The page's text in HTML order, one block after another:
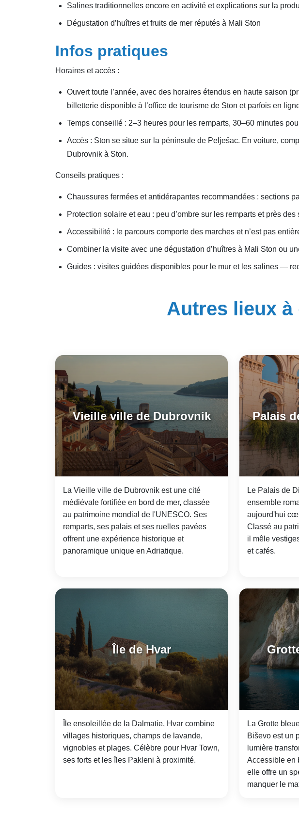
Salines traditionnelles encore en activité et explications sur la
Dégustation d’huîtres et fruits de mer réputés à Mali Ston
Infos pratiques
Horaires et accès :
Ouvert toute l’année, avec des horaires étendus en haute saison
billetterie disponible à l’office de tourisme de Ston et parfois en
Temps conseillé : 2–3 heures pour les remparts, 30–60 minutes
Accès : Ston se situe sur la péninsule de Pelješac. En voiture,
Dubrovnik à Ston.
Conseils pratiques :
Chaussures fermées et antidérapantes recommandées : sections
Protection solaire et eau : peu d’ombre sur les remparts et près
Accessibilité : le parcours comporte des marches et n’est pas
Combiner la visite avec une dégustation d’huîtres à Mali Ston ou
Guides : visites guidées disponibles pour le mur et les salines —
Autres lieux
Vieille ville de Dubrovnik
La Vieille ville de Dubrovnik est une cité
médiévale fortifiée en bord de mer, classée
au patrimoine mondial de l'UNESCO. Ses
remparts, ses palais et ses ruelles pavées
offrent une expérience historique et
panoramique unique en Adriatique.
Palais
Le Palais de
ensemble
aujourd'hui
Classé au
il mêle
et cafés.
Île de Hvar
Île ensoleillée de la Dalmatie, Hvar combine
villages historiques, champs de lavande,
vignobles et plages. Célèbre pour Hvar Town,
ses forts et les îles Pakleni à proximité.
La Grotte
Biševo est un
lumière
Accessible en
elle offre un
manquer le